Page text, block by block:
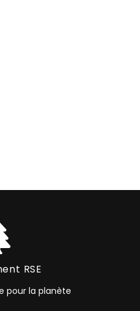
RSE
pour la planète